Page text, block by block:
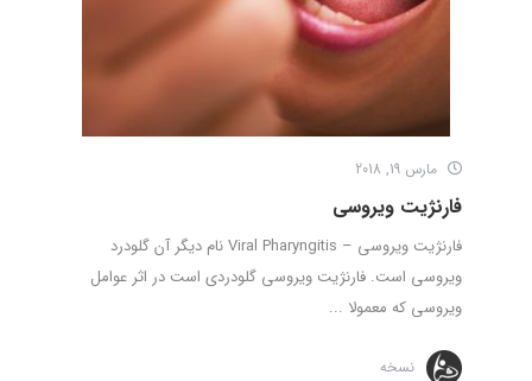
مارس 19, 2018
فارنژیت ویروسی
فارنژیت ویروسی – Viral Pharyngitis نام دیگر آن گلودرد
ویروسی است. فارنژیت ویروسی گلودردی است در اثر عوامل
ویروسی که معمولا ...
نسخه